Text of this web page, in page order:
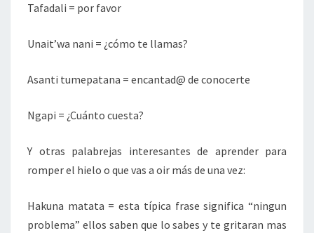
Tafadali = por favor
Unait’wa nani = ¿cómo te llamas?
Asanti tumepatana = encantad@ de conocerte
Ngapi = ¿Cuánto cuesta?
Y otras palabrejas interesantes de aprender para
romper el hielo o que vas a oir más de una vez:
Hakuna matata = esta típica frase significa “ningun
problema” ellos saben que lo sabes y te gritaran mas